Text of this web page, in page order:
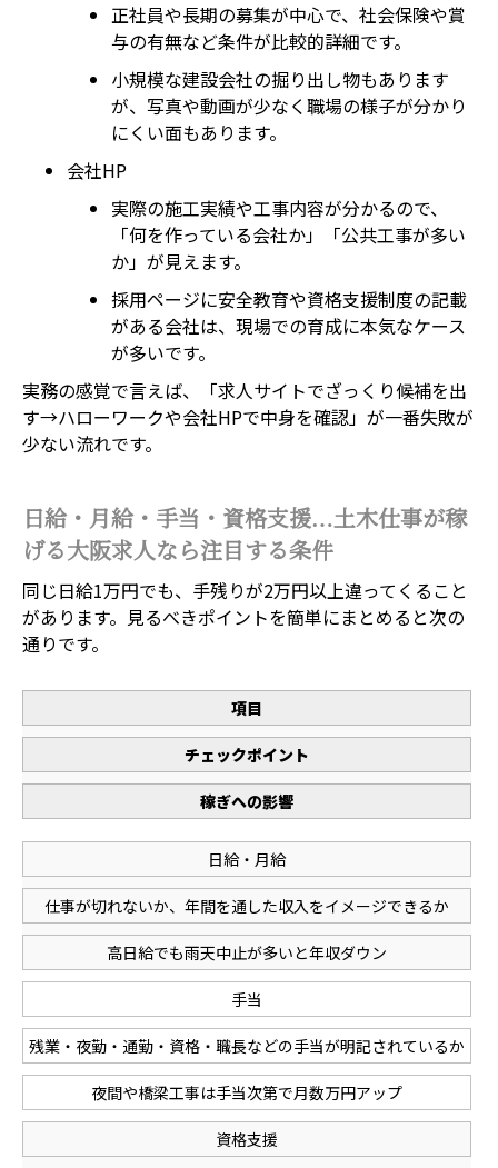
正社員や長期の募集が中心で、社会保険や賞
与の有無など条件が比較的詳細です。
小規模な建設会社の掘り出し物もあります
が、写真や動画が少なく職場の様子が分かり
にくい面もあります。
会社HP
実際の施工実績や工事内容が分かるので、
「何を作っている会社か」「公共工事が多い
か」が見えます。
採用ページに安全教育や資格支援制度の記載
がある会社は、現場での育成に本気なケース
が多いです。
実務の感覚で言えば、「求人サイトでざっくり候補を出
す→ハローワークや会社HPで中身を確認」が一番失敗が
少ない流れです。
日給・月給・手当・資格支援…土木仕事が稼
げる大阪求人なら注目する条件
同じ日給1万円でも、手残りが2万円以上違ってくること
があります。見るべきポイントを簡単にまとめると次の
通りです。
項目
チェックポイント
稼ぎへの影響
日給・月給
仕事が切れないか、年間を通した収入をイメージできるか
高日給でも雨天中止が多いと年収ダウン
手当
残業・夜勤・通勤・資格・職長などの手当が明記されているか
夜間や橋梁工事は手当次第で月数万円アップ
資格支援